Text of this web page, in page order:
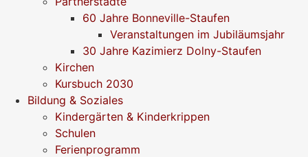
60 Jahre Bonneville-Staufen
Veranstaltungen im Jubiläumsjahr
30 Jahre Kazimierz Dolny-Staufen
Kirchen
Kursbuch 2030
Bildung & Soziales
Kindergärten & Kinderkrippen
Schulen
Ferienprogramm